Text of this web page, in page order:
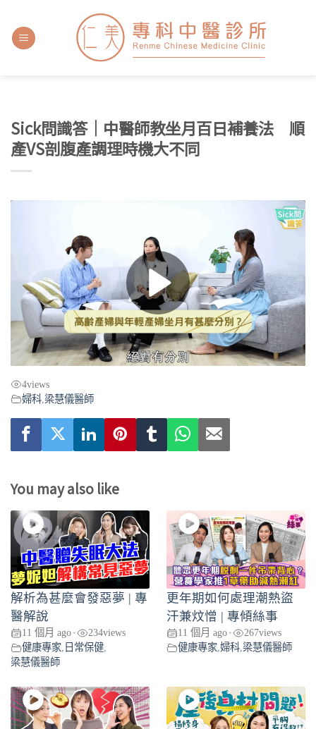
Sick問識答｜中醫師教坐月百日補養法 順
產VS剖腹產調理時機大不同
Play
Video
4views
婦科 梁慧儀醫師
You may also like
解析為甚麼會發惡夢 | 專
醫解說
11 個月 ago • 234views
健康專家 日常保健
梁慧儀醫師
更年期如何處理潮熱盜
汗兼炆憎 | 專傾絲事
11 個月 ago • 267views
健康專家 婦科 梁慧儀醫師